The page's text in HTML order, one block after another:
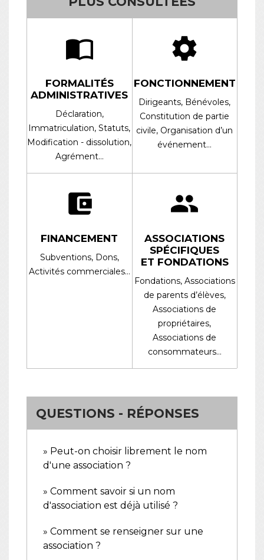
import_contacts
FORMALITÉS
ADMINISTRATIVES
Déclaration,
Immatriculation,Statuts,
Modification - dissolution,
Agrément…
settings
FONCTIONNEMENT
Dirigeants, Bénévoles,
Constitution de partie
civile, Organisation d’un
événement…
account_balance_wallet
FINANCEMENT
Subventions, Dons,
Activités commerciales…
group
ASSOCIATIONS
SPÉCIFIQUES
ET FONDATIONS
Fondations, Associations
de parents d’élèves,
Associations de
propriétaires,
Associations de
consommateurs…
QUESTIONS - RÉPONSES
Peut-on choisir librement le nom
d'une association ?
Comment savoir si un nom
d'association est déjà utilisé ?
Comment se renseigner sur une
association ?